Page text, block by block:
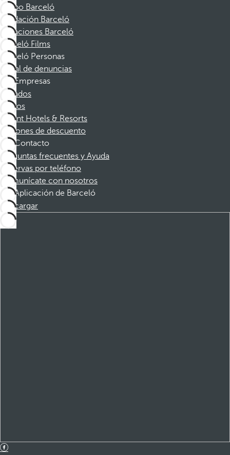
Grupo Barceló
Fundación Barceló
Vacaciones Barceló
Barceló Films
Barceló Personas
Canal de denuncias
Empresas
Afiliados
Socios
Dorint Hotels & Resorts
Cupones de descuento
Contacto
Preguntas frecuentes y Ayuda
Reservas por teléfono
Comunícate con nosotros
Aplicación de Barceló
Descargar